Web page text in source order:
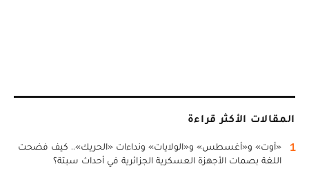
المقالات الأكثر قراءة
1
«أوت» و«أغسطس» و«الولايات» ونداءات «الحريك».. كيف فضحت
اللغة بصمات الأجهزة العسكرية الجزائرية في أحداث سبتة؟